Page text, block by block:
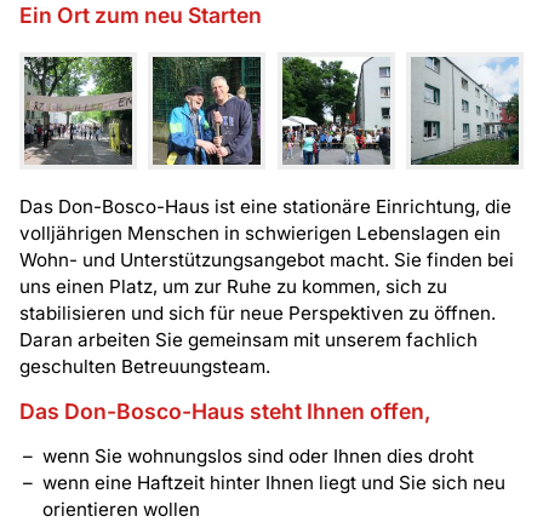
Ein Ort zum neu Starten
Das Don-Bosco-Haus ist eine stationäre Einrichtung, die
volljährigen Menschen in schwierigen Lebenslagen ein
Wohn- und Unterstützungsangebot macht. Sie finden bei
uns einen Platz, um zur Ruhe zu kommen, sich zu
stabilisieren und sich für neue Perspektiven zu öffnen.
Daran arbeiten Sie gemeinsam mit unserem fachlich
geschulten Betreuungsteam.
Das Don-Bosco-Haus steht Ihnen offen,
wenn Sie wohnungslos sind oder Ihnen dies droht
wenn eine Haftzeit hinter Ihnen liegt und Sie sich neu
orientieren wollen